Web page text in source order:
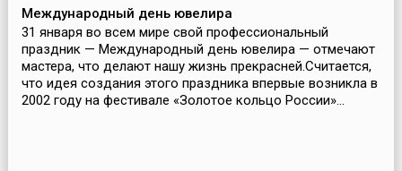
Международный день ювелира
31 января во всем мире свой профессиональный
праздник — Международный день ювелира — отмечают
мастера, что делают нашу жизнь прекрасней.Считается,
что идея создания этого праздника впервые возникла в
2002 году на фестивале «Золотое кольцо России»...